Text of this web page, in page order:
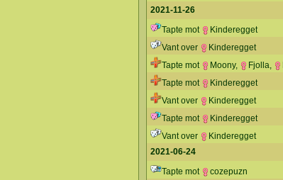
2021-11-26
Tapte mot
Kinderegget
Vant over
Kinderegget
Tapte mot
Moony, Fjolla,
Tapte mot
Kinderegget
Vant over
Kinderegget
Tapte mot
Kinderegget
Vant over
Kinderegget
2021-06-24
Tapte mot
cozepuzn